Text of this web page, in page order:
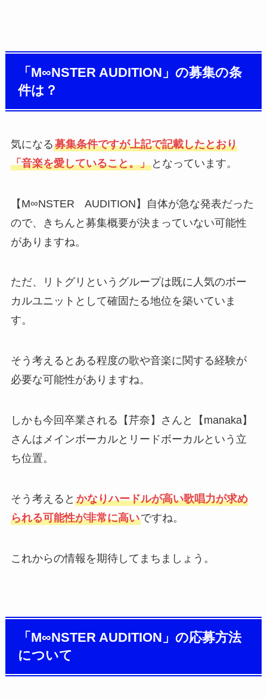
「M∞NSTER AUDITION」の募集の条
件は？
気になる募集条件ですが上記で記載したとおり
「音楽を愛していること。」となっています。
【M∞NSTER AUDITION】自体が急な発表だった
ので、きちんと募集概要が決まっていない可能性
がありますね。
ただ、リトグリというグループは既に人気のボー
カルユニットとして確固たる地位を築いていま
す。
そう考えるとある程度の歌や音楽に関する経験が
必要な可能性がありますね。
しかも今回卒業される【芹奈】さんと【manaka】
さんはメインボーカルとリードボーカルという立
ち位置。
そう考えると かなりハードルが高い歌唱力が求め
られる可能性が非常に高いですね。
これからの情報を期待してまちましょう。
「M∞NSTER AUDITION」の応募方法
について